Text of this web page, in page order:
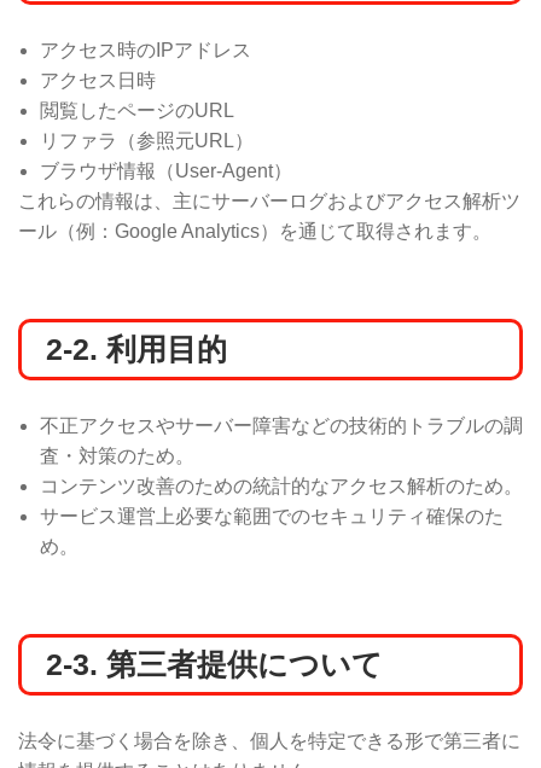
アクセス時のIPアドレス
アクセス日時
閲覧したページのURL
リファラ（参照元URL）
ブラウザ情報（User-Agent）
これらの情報は、主にサーバーログおよびアクセス解析ツ
ール（例：Google Analytics）を通じて取得されます。
2-2. 利用目的
不正アクセスやサーバー障害などの技術的トラブルの調
査・対策のため。
コンテンツ改善のための統計的なアクセス解析のため。
サービス運営上必要な範囲でのセキュリティ確保のた
め。
2-3. 第三者提供について
法令に基づく場合を除き、個人を特定できる形で第三者に